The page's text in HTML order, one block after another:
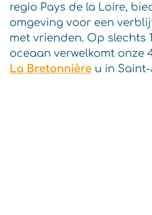
regio Pays de la Loire,
omgeving voor een
met vrienden. Op slechts
oceaan verwelkomt onze
La Bretonnière u in